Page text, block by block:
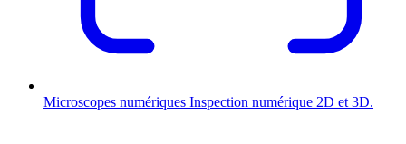
Microscopes numériques Inspection numérique 2D et 3D.